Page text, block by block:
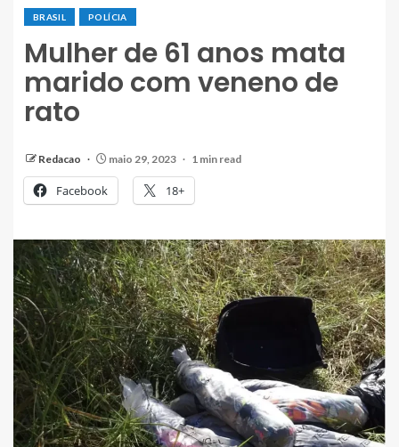
BRASIL POLÍCIA
Mulher de 61 anos mata
marido com veneno de
rato
Redacao maio 29, 2023 1 min read
Facebook 18+